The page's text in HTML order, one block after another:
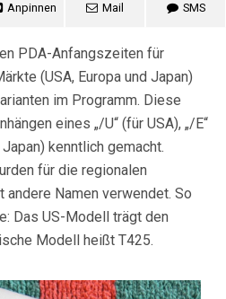
Anpinnen Mail SMS
PDA-Anfangszeiten für
(USA, Europa und Japan)
im Programm. Diese
eines „/U“ (für USA), „/E“
kenntlich gemacht.
für die regionalen
Namen verwendet. So
Das US-Modell trägt den
Modell heißt T425.